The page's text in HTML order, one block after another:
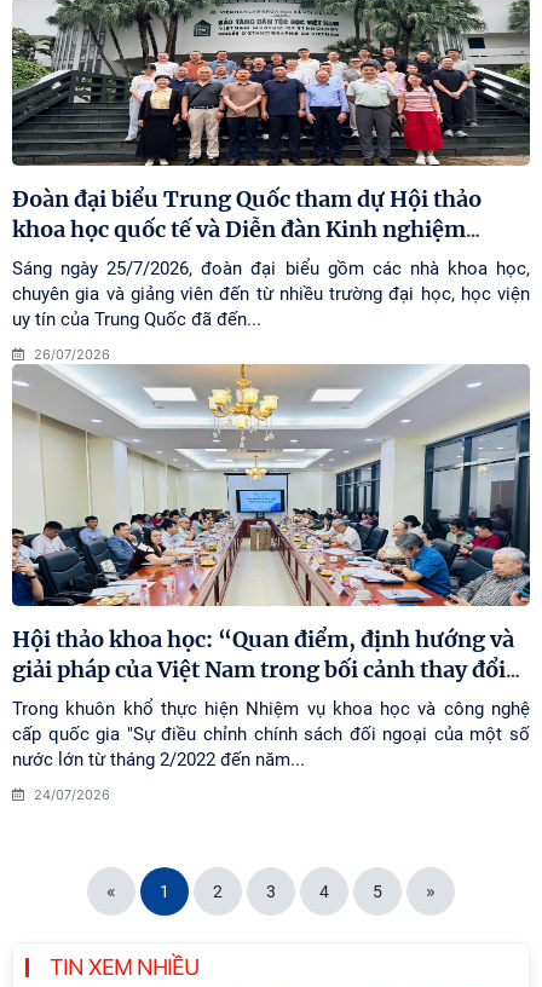
Đoàn đại biểu Trung Quốc tham dự Hội thảo
khoa học quốc tế và Diễn đàn Kinh nghiệm…
Sáng ngày 25/7/2026, đoàn đại biểu gồm các nhà khoa học,
chuyên gia và giảng viên đến từ nhiều trường đại học, học viện
uy tín của Trung Quốc đã đến...
26/07/2026
Hội thảo khoa học: “Quan điểm, định hướng và
giải pháp của Việt Nam trong bối cảnh thay đổi…
Trong khuôn khổ thực hiện Nhiệm vụ khoa học và công nghệ
cấp quốc gia "Sự điều chỉnh chính sách đối ngoại của một số
nước lớn từ tháng 2/2022 đến năm...
24/07/2026
« 1 2 3 4 5 »
TIN XEM NHIỀU